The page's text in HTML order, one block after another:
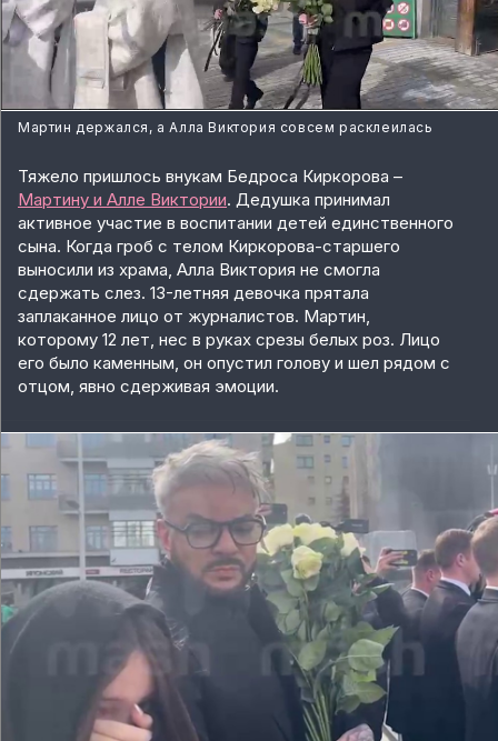
Мартин держался, а Алла Виктория совсем расклеилась
Тяжело пришлось внукам Бедроса Киркорова –
Мартину и Алле Виктории. Дедушка принимал
активное участие в воспитании детей единственного
сына. Когда гроб с телом Киркорова-старшего
выносили из храма, Алла Виктория не смогла
сдержать слез. 13-летняя девочка прятала
заплаканное лицо от журналистов. Мартин,
которому 12 лет, нес в руках срезы белых роз. Лицо
его было каменным, он опустил голову и шел рядом с
отцом, явно сдерживая эмоции.